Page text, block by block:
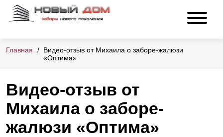
Главная
Видео-отзыв от Михаила о заборе-жалюзи
«Оптима»
Видео-отзыв от
Михаила о заборе-
жалюзи «Оптима»